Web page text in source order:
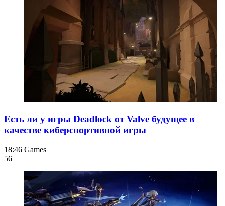
Есть ли у игры Deadlock от Valve будущее в
качестве киберспортивной игры
18:46 Games
56